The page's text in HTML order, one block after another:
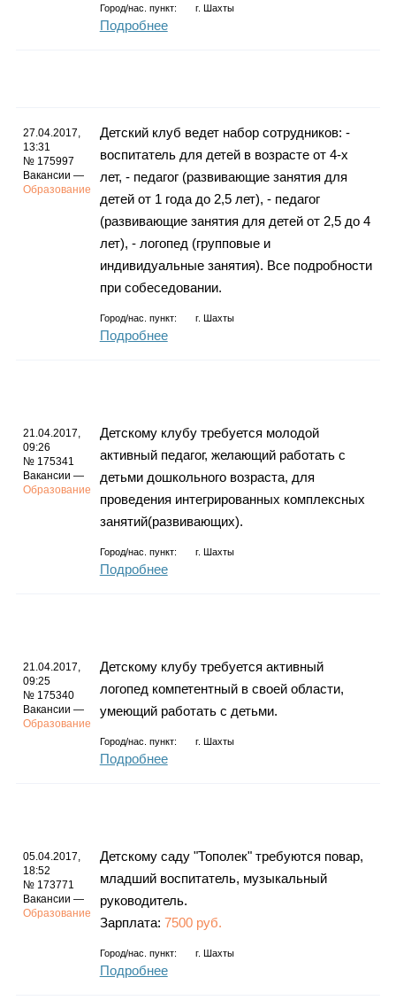
Город/нас. пункт: г. Шахты
Подробнее
27.04.2017,
13:31
№ 175997
Вакансии —
Образование
Детский клуб ведет набор сотрудников: -
воспитатель для детей в возрасте от 4-х
лет, - педагог (развивающие занятия для
детей от 1 года до 2,5 лет), - педагог
(развивающие занятия для детей от 2,5 до 4
лет), - логопед (групповые и
индивидуальные занятия). Все подробности
при собеседовании.
Город/нас. пункт: г. Шахты
Подробнее
21.04.2017,
09:26
№ 175341
Вакансии —
Образование
Детскому клубу требуется молодой
активный педагог, желающий работать с
детьми дошкольного возраста, для
проведения интегрированных комплексных
занятий(развивающих).
Город/нас. пункт: г. Шахты
Подробнее
21.04.2017,
09:25
№ 175340
Вакансии —
Образование
Детскому клубу требуется активный
логопед компетентный в своей области,
умеющий работать с детьми.
Город/нас. пункт: г. Шахты
Подробнее
05.04.2017,
18:52
№ 173771
Вакансии —
Образование
Детскому саду "Тополек" требуются повар,
младший воспитатель, музыкальный
руководитель.
Зарплата: 7500 руб.
Город/нас. пункт: г. Шахты
Подробнее